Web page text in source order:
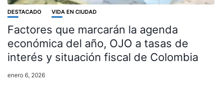
DESTACADO VIDA EN CIUDAD
Factores que marcarán la agenda
económica del año, OJO a tasas de
interés y situación fiscal de Colombia
enero 6, 2026